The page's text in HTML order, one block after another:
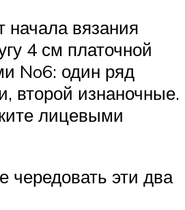
начала вязания
4 см платочной
No6: один ряд
второй изнаночные.
лицевыми
чередовать эти два